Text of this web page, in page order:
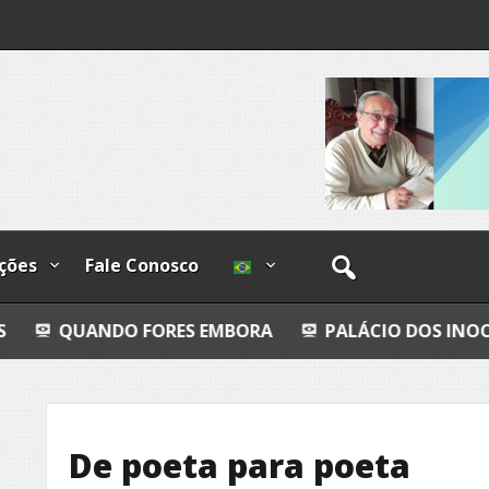
Fale Conosco
FORES EMBORA PALÁCIO DOS INOCENTES
De poeta para poeta